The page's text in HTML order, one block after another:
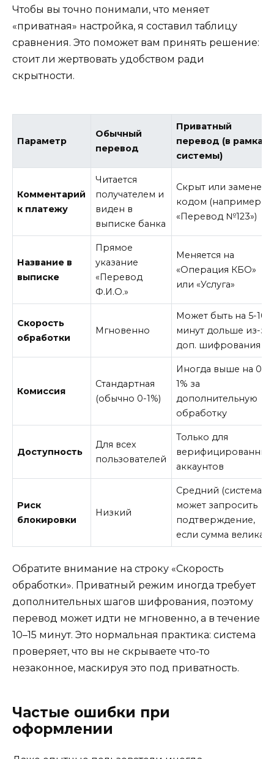
Чтобы вы точно понимали, что меняет
«приватная» настройка, я составил таблицу
сравнения. Это поможет вам принять решение:
стоит ли жертвовать удобством ради
скрытности.
Параметр
Обычный
перевод
Приватный
перевод (в рамках
системы)
Комментарий
к платежу
Читается
получателем и
виден в
выписке банка
Скрыт или заменен
кодом (например,
«Перевод №123»)
Название в
выписке
Прямое
указание
«Перевод
Ф.И.О.»
Меняется на
«Операция КБО»
или «Услуга»
Скорость
обработки
Мгновенно
Может быть на 5-10
минут дольше из-за
доп. шифрования
Комиссия
Стандартная
(обычно 0-1%)
Иногда выше на 0,5-
1% за
дополнительную
обработку
Доступность
Для всех
пользователей
Только для
верифицированных
аккаунтов
Риск
блокировки
Низкий
Средний (система
может запросить
подтверждение,
если сумма велика)
Обратите внимание на строку «Скорость
обработки». Приватный режим иногда требует
дополнительных шагов шифрования, поэтому
перевод может идти не мгновенно, а в течение
10–15 минут. Это нормальная практика: система
проверяет, что вы не скрываете что-то
незаконное, маскируя это под приватность.
Частые ошибки при
оформлении